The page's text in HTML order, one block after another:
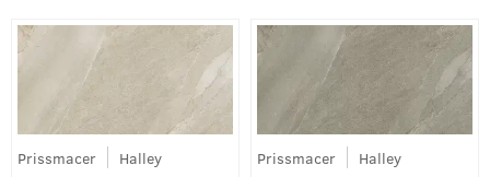
Prissmacer Halley Prissmacer Halley